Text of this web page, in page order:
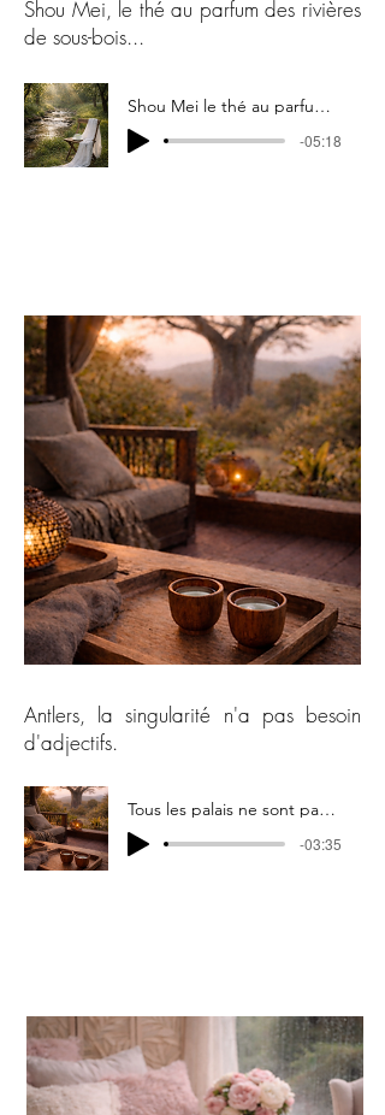
Shou Mei, le thé au parfum des rivières
de sous-bois...
Shou Mei le thé au parfum de rivière
-05:18
Antlers, la singularité n'a pas besoin
d'adjectifs.
Tous les palais ne sont pas prêts
-03:35